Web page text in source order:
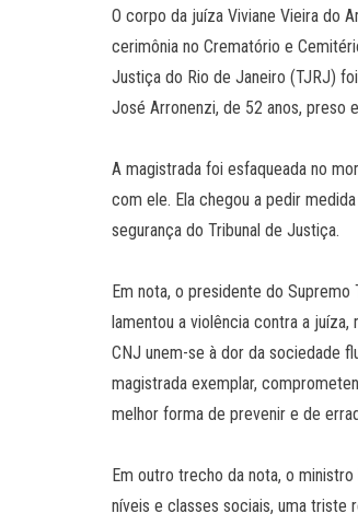
O corpo da juíza Viviane Vieira do
cerimônia no Crematório e
Justiça do Rio de Janeiro (TJRJ)
José Arronenzi, de 52 anos, preso
A magistrada foi esfaqueada no
com ele. Ela chegou a pedir
segurança do Tribunal de Justiça.
Em nota, o presidente do
lamentou a violência contra a
CNJ unem-se à dor da sociedade
magistrada exemplar,
melhor forma de prevenir e de
Em outro trecho da nota, o
níveis e classes sociais, uma triste